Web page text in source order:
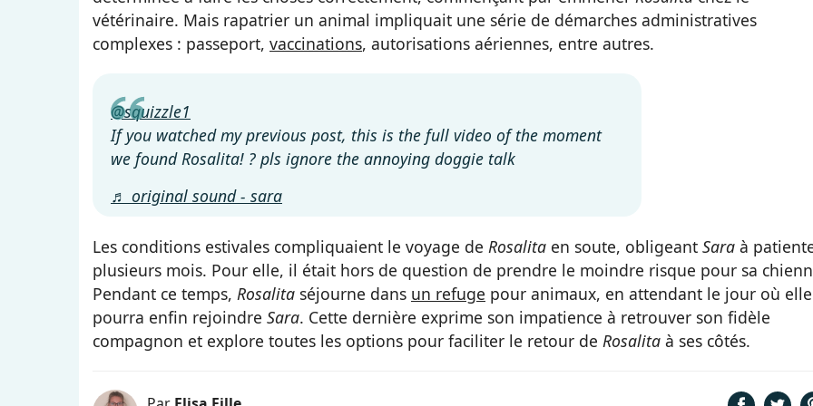
vétérinaire. Mais rapatrier un animal impliquait une série de démarches administratives
complexes : passeport, vaccinations, autorisations aériennes, entre autres.
@squizzle1
If you watched my previous post, this is the full video of the moment
we found Rosalita! ? pls ignore the annoying doggie talk
♬ original sound - sara
Les conditions estivales compliquaient le voyage de Rosalita en soute, obligeant Sara à
plusieurs mois. Pour elle, il était hors de question de prendre le moindre risque pour sa
Pendant ce temps, Rosalita séjourne dans un refuge pour animaux, en attendant le jour où elle
pourra enfin rejoindre Sara. Cette dernière exprime son impatience à retrouver son fidèle
compagnon et explore toutes les options pour faciliter le retour de Rosalita à ses côtés.